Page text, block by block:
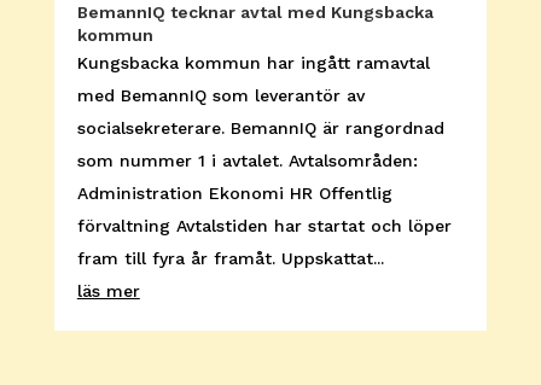
BemannIQ tecknar avtal med Kungsbacka
kommun
Kungsbacka kommun har ingått ramavtal
med BemannIQ som leverantör av
socialsekreterare. BemannIQ är rangordnad
som nummer 1 i avtalet. Avtalsområden:
Administration Ekonomi HR Offentlig
förvaltning Avtalstiden har startat och löper
fram till fyra år framåt. Uppskattat...
läs mer